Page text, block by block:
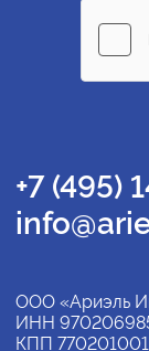
+7 (495)
ООО «Ариэль
ИНН
КПП 770201001